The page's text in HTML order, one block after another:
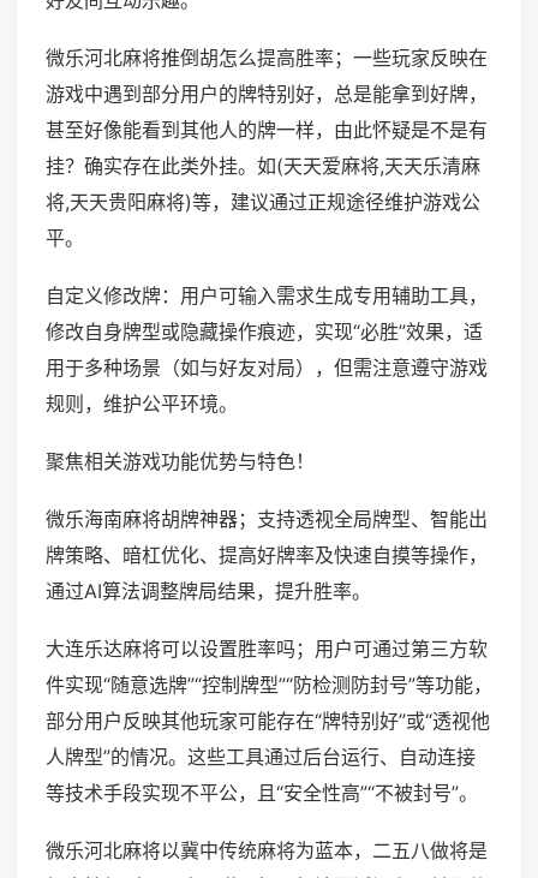
微乐河北麻将推倒胡怎么提高胜率；一些玩家反映在
游戏中遇到部分用户的牌特别好，总是能拿到好牌，
甚至好像能看到其他人的牌一样，由此怀疑是不是有
挂？确实存在此类外挂。如(天天爱麻将,天天乐清麻
将,天天贵阳麻将)等，建议通过正规途径维护游戏公
平。
自定义修改牌：用户可输入需求生成专用辅助工具，
修改自身牌型或隐藏操作痕迹，实现“必胜”效果，适
用于多种场景（如与好友对局），但需注意遵守游戏
规则，维护公平环境。
聚焦相关游戏功能优势与特色！
微乐海南麻将胡牌神器；支持透视全局牌型、智能出
牌策略、暗杠优化、提高好牌率及快速自摸等操作，
通过AI算法调整牌局结果，提升胜率。
大连乐达麻将可以设置胜率吗；用户可通过第三方软
件实现“随意选牌”“控制牌型”“防检测防封号”等功能，
部分用户反映其他玩家可能存在“牌特别好”或“透视他
人牌型”的情况。这些工具通过后台运行、自动连接
等技术手段实现不平公，且“安全性高”“不被封号”。
微乐河北麻将以冀中传统麻将为蓝本，二五八做将是